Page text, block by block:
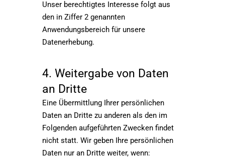
Unser berechtigtes Interesse folgt aus
den in Ziffer 2 genannten
Anwendungsbereich für unsere
Datenerhebung.
4. Weitergabe von Daten
an Dritte
Eine Übermittlung Ihrer persönlichen
Daten an Dritte zu anderen als den im
Folgenden aufgeführten Zwecken findet
nicht statt. Wir geben Ihre persönlichen
Daten nur an Dritte weiter, wenn: